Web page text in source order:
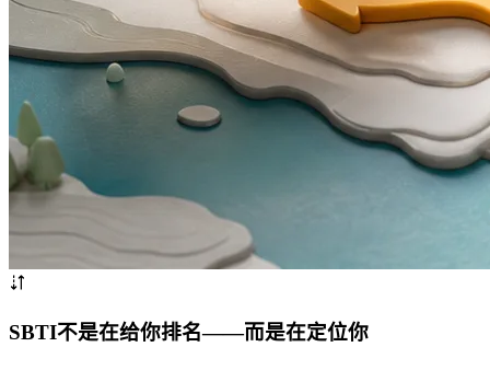
SBTI不是在给你排名——而是在定位你